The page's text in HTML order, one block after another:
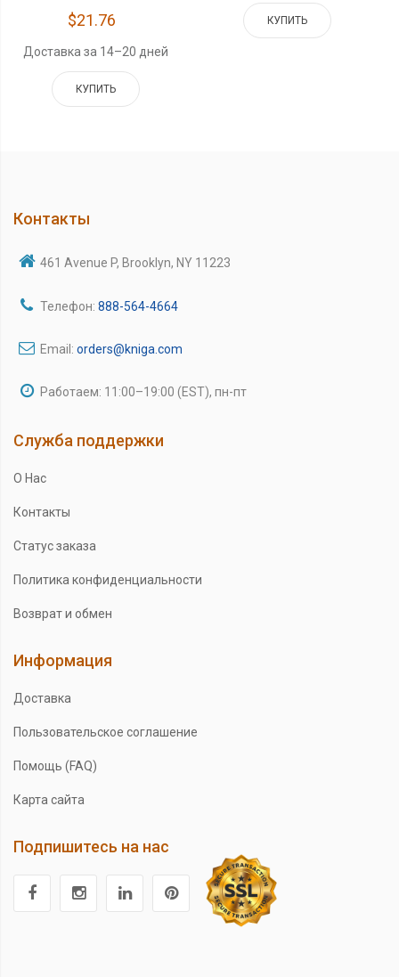
$21.76
Доставка за 14–20 дней
КУПИТЬ
КУПИТЬ
Контакты
461 Avenue P, Brooklyn, NY 11223
Телефон: 888-564-4664
Email: orders@kniga.com
Работаем: 11:00–19:00 (EST), пн-пт
Служба поддержки
О Нас
Контакты
Статус заказа
Политика конфиденциальности
Возврат и обмен
Информация
Доставка
Пользовательское соглашение
Помощь (FAQ)
Карта сайта
Подпишитесь на нас